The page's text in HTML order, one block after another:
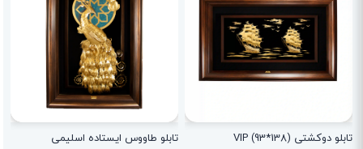
تابلو دوکشتی VIP (93*138) تابلو طاووس ایستاده اسلیمی